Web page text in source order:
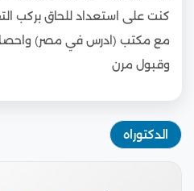
كنت على استعداد للحاق بركب
مع مكتب (ادرس في مصر) واحصل
وقبول مرن
الدكتوراه